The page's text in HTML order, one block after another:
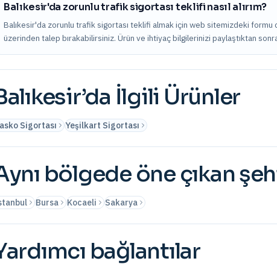
Balıkesir'da zorunlu trafik sigortası teklifi nasıl alırım?
Balıkesir'da zorunlu trafik sigortası teklifi almak için web sitemizdeki
üzerinden talep bırakabilirsiniz. Ürün ve ihtiyaç bilgilerinizi paylaştıktan
’da İlgili Ürünler
Sigortası Yeşilkart Sigortası
bölgede öne çıkan
Bursa Kocaeli Sakarya
bağlantılar